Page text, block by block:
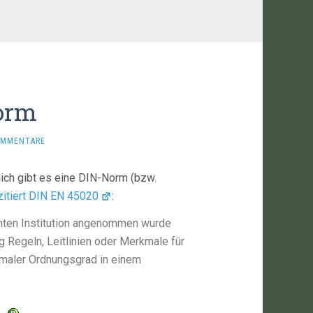
gibt es eine DIN-Norm (bzw.
DIN EN 45020
:
Institution angenommen wurde
Regeln, Leitlinien oder Merkmale für
Ordnungsgrad in einem